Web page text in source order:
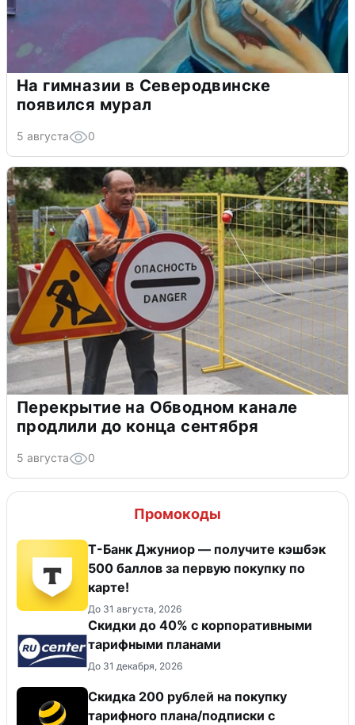
На гимназии в Северодвинске
появился мурал
5 августа 0
Перекрытие на Обводном канале
продлили до конца сентября
5 августа 0
Промокоды
Т-Банк Джуниор — получите кэшбэк
500 баллов за первую покупку по
карте!
До 31 августа, 2026
Скидки до 40% с корпоративными
тарифными планами
До 31 декабря, 2026
Скидка 200 рублей на покупку
тарифного плана/подписки с